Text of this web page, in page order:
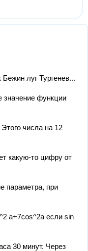
Бежин луг Тургенев​...
функции
числа на 12
какую-то цифру от
параметра, при
a+7cos^2a если sin
30 минут. Через